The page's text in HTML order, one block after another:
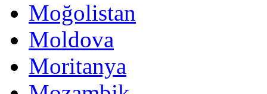
Moğolistan
Moldova
Moritanya